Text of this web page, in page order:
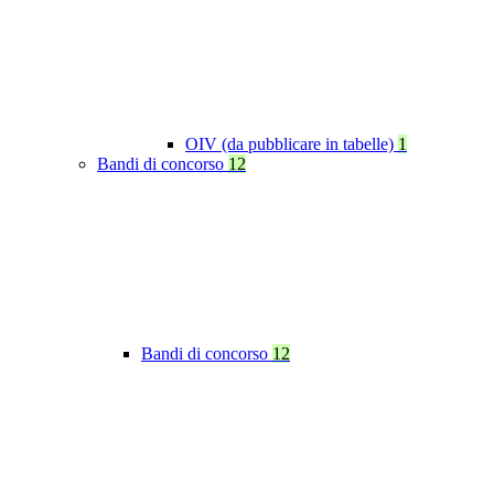
OIV (da pubblicare in tabelle) 1
Bandi di concorso 12
Bandi di concorso 12